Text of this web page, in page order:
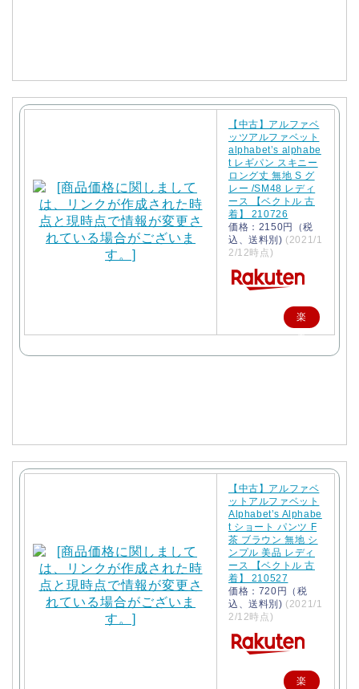
【中古】アルファベ
ッツアルファベット
alphabet’s alphabe
t レギパン スキニー
ロング丈 無地 S グ
レー /SM48 レディ
ース 【ベクトル 古
着】 210726
価格：2150円（税
込、送料別) (2021/1
2/12時点)
楽
天
【中古】アルファベ
ットアルファベット
Alphabet’s Alphabe
t ショート パンツ F
茶 ブラウン 無地 シ
ンプル 美品 レディ
ース 【ベクトル 古
着】 210527
価格：720円（税
込、送料別) (2021/1
2/12時点)
楽